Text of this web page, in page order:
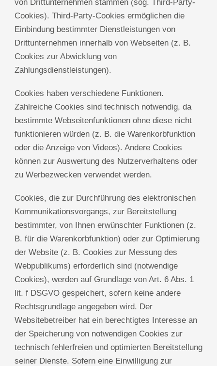
von Drittunternehmen stammen (sog. Third-Party-
Cookies). Third-Party-Cookies ermöglichen die
Einbindung bestimmter Dienstleistungen von
Drittunternehmen innerhalb von Webseiten (z. B.
Cookies zur Abwicklung von
Zahlungsdienstleistungen).
Cookies haben verschiedene Funktionen.
Zahlreiche Cookies sind technisch notwendig, da
bestimmte Webseitenfunktionen ohne diese nicht
funktionieren würden (z. B. die Warenkorbfunktion
oder die Anzeige von Videos). Andere Cookies
können zur Auswertung des Nutzerverhaltens oder
zu Werbezwecken verwendet werden.
Cookies, die zur Durchführung des elektronischen
Kommunikationsvorgangs, zur Bereitstellung
bestimmter, von Ihnen erwünschter Funktionen (z.
B. für die Warenkorbfunktion) oder zur Optimierung
der Website (z. B. Cookies zur Messung des
Webpublikums) erforderlich sind (notwendige
Cookies), werden auf Grundlage von Art. 6 Abs. 1
lit. f DSGVO gespeichert, sofern keine andere
Rechtsgrundlage angegeben wird. Der
Websitebetreiber hat ein berechtigtes Interesse an
der Speicherung von notwendigen Cookies zur
technisch fehlerfreien und optimierten Bereitstellung
seiner Dienste. Sofern eine Einwilligung zur